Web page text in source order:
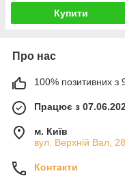
Купити
Про нас
100% позитивних з 9
Працює з
м. Київ
вул. Верхній Вал,
Контакти